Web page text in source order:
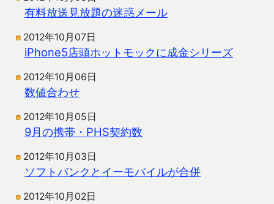
有料放送見放題の迷惑メール
2012年10月07日
iPhone5店頭ホットモックに成金シリーズ
2012年10月06日
数値合わせ
2012年10月05日
9月の携帯・PHS契約数
2012年10月03日
ソフトバンクとイーモバイルが合併
2012年10月02日